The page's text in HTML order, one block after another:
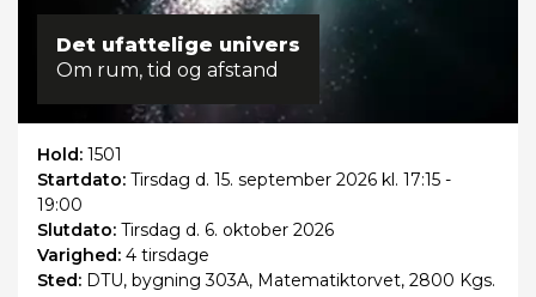
Det ufattelige univers
Om rum, tid og afstand
Hold: 1501
Startdato: Tirsdag d. 15. september 2026 kl. 17:15 -
19:00
Slutdato: Tirsdag d. 6. oktober 2026
Varighed: 4 tirsdage
Sted: DTU, bygning 303A, Matematiktorvet, 2800 Kgs.